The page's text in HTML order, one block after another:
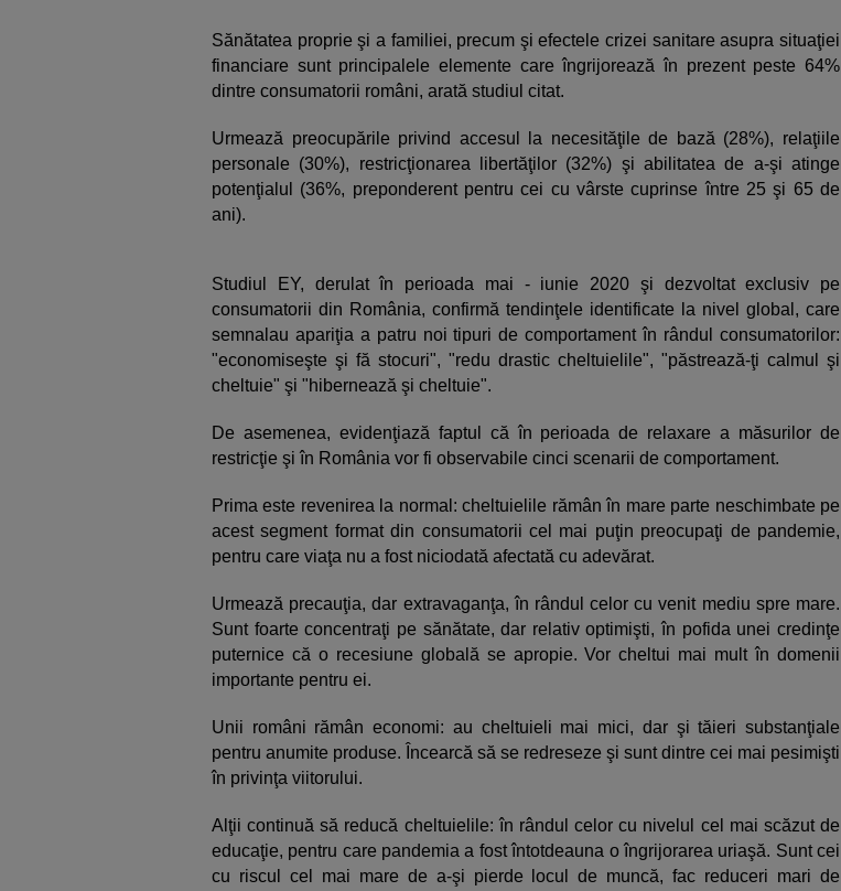
Sănătatea proprie şi a familiei, precum şi efectele crizei sanitare asupra situaţiei
financiare sunt principalele elemente care îngrijorează în prezent peste 64%
dintre consumatorii români, arată studiul citat.
Urmează preocupările privind accesul la necesităţile de bază (28%), relaţiile
personale (30%), restricţionarea libertăţilor (32%) şi abilitatea de a-şi atinge
potenţialul (36%, preponderent pentru cei cu vârste cuprinse între 25 şi 65 de
ani).
Studiul EY, derulat în perioada mai - iunie 2020 şi dezvoltat exclusiv pe
consumatorii din România, confirmă tendinţele identificate la nivel global, care
semnalau apariţia a patru noi tipuri de comportament în rândul consumatorilor:
"economiseşte şi fă stocuri", "redu drastic cheltuielile", "păstrează-ţi calmul şi
cheltuie" şi "hibernează şi cheltuie".
De asemenea, evidenţiază faptul că în perioada de relaxare a măsurilor de
restricţie şi în România vor fi observabile cinci scenarii de comportament.
Prima este revenirea la normal: cheltuielile rămân în mare parte neschimbate pe
acest segment format din consumatorii cel mai puţin preocupaţi de pandemie,
pentru care viaţa nu a fost niciodată afectată cu adevărat.
Urmează precauţia, dar extravaganţa, în rândul celor cu venit mediu spre mare.
Sunt foarte concentraţi pe sănătate, dar relativ optimişti, în pofida unei credinţe
puternice că o recesiune globală se apropie. Vor cheltui mai mult în domenii
importante pentru ei.
Unii români rămân economi: au cheltuieli mai mici, dar şi tăieri substanţiale
pentru anumite produse. Încearcă să se redreseze şi sunt dintre cei mai pesimişti
în privinţa viitorului.
Alţii continuă să reducă cheltuielile: în rândul celor cu nivelul cel mai scăzut de
educaţie, pentru care pandemia a fost întotdeauna o îngrijorarea uriaşă. Sunt cei
cu riscul cel mai mare de a-şi pierde locul de muncă, fac reduceri mari de